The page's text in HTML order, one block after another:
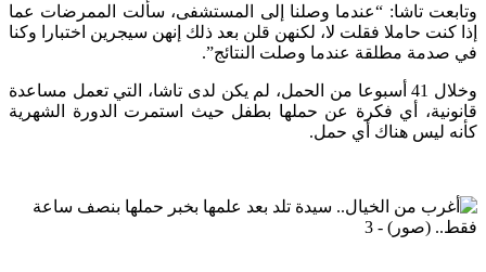
وتابعت تاشا: “عندما وصلنا إلى المستشفى، سألت الممرضات عما
إذا كنت حاملا فقلت لا، لكنهن قلن بعد ذلك إنهن سيجرين اختبارا وكنا
في صدمة مطلقة عندما وصلت النتائج”.
وخلال 41 أسبوعا من الحمل، لم يكن لدى تاشا، التي تعمل مساعدة
قانونية، أي فكرة عن حملها بطفل حيث استمرت الدورة الشهرية
كأنه ليس هناك أي حمل.